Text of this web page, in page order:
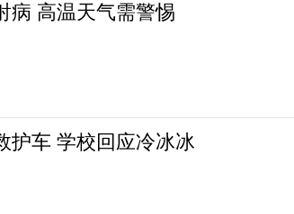
病 高温天气需警惕
护车 学校回应冷冰冰